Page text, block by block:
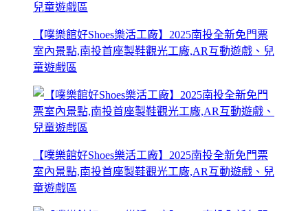
【噗樂館好Shoes樂活工廠】2025南投全新免門票
室內景點,南投首座製鞋觀光工廠,AR互動遊戲、兒
童遊戲區
【噗樂館好Shoes樂活工廠】2025南投全新免門票
室內景點,南投首座製鞋觀光工廠,AR互動遊戲、兒
童遊戲區